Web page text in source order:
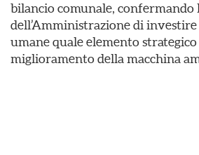
bilancio comunale, confermando
dell’Amministrazione di
umane quale elemento
miglioramento della macchina